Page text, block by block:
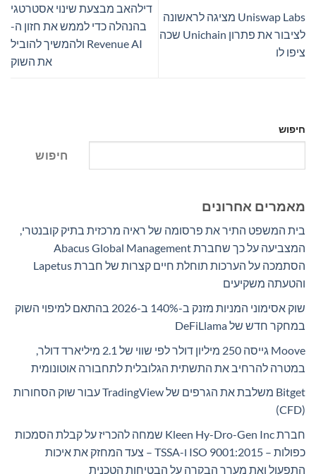
Uniswap Labs מציגה לראשונה
לציבור את פתרון Unichain שכה
ציפו לו
דילהאב מבצעת שינוי אסטרטגי
בהנהלה כדי לממש את חזון ה-
Revenue AI ולהמשיך להוביל
את השוק
חיפוש
חיפוש
מאמרים אחרונים
בית המשפט התיר את פרסומה של ראיה מרכזית בתיק קובנטרי,
המצביעה על כך שחברת Abacus Global Management
הסתמכה על הערכות תוחלת חיים קצרות של חברת Lapetus
והטעתה משקיעים
שוק אסימוני המניות מזנק ב-140% ב-2026 בהתאם למיפוי השוק
במחקר חדש של DeFiLlama
Moove גייסה 250 מיליון דולר לפי שווי של 2.1 מיליארד דולר,
במטרה להרחיב את התשתית הגלובלית לתחבורה אוטונומית
Bitget משלבת את הגרפים של TradingView עבור שוק הסחורות
(CFD)
חברת Kleen Hy-Dro-Gen Inc שמחה להכריז על קבלת הסמכות
כפולות – ISO 9001:2015 ו-TSSA – צעד המחזק את איכות
התפעול ואת מערך הבקרה על הבטיחות הטכנית